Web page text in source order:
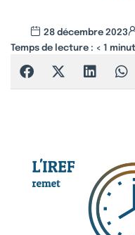
28 décembre 2023
Temps de lecture : < 1